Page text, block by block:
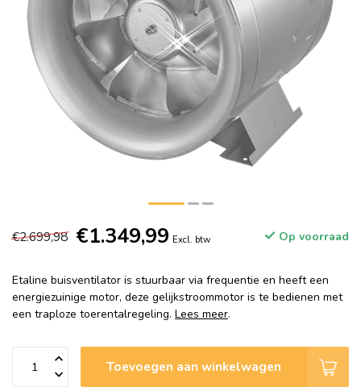
€2.699,98 €1.349,99 Excl. btw Op voorraad
Etaline buisventilator is stuurbaar via frequentie en heeft een
energiezuinige motor, deze gelijkstroommotor is te bedienen met
een traploze toerentalregeling. Lees meer.
Toevoegen aan winkelwagen